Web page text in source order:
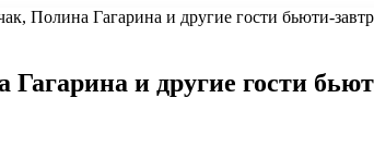
Полина Гагарина и другие гости бьюти-
и другие гости